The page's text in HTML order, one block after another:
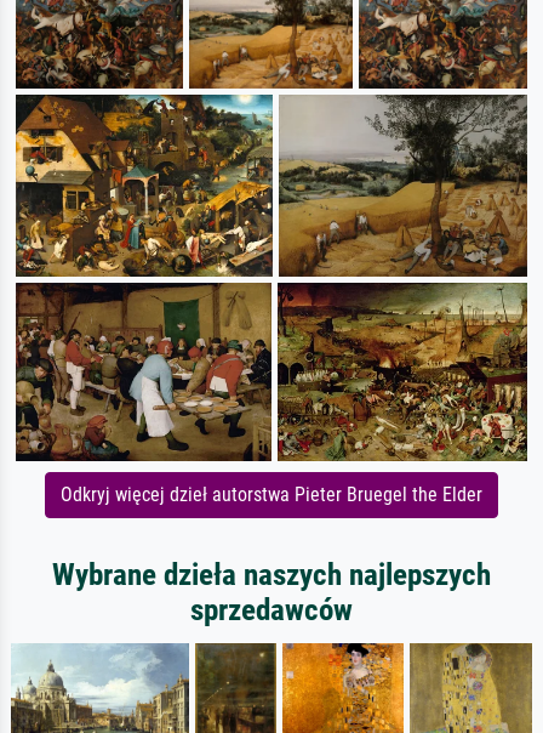
Odkryj więcej dzieł autorstwa Pieter Bruegel the Elder
Wybrane dzieła naszych najlepszych
sprzedawców